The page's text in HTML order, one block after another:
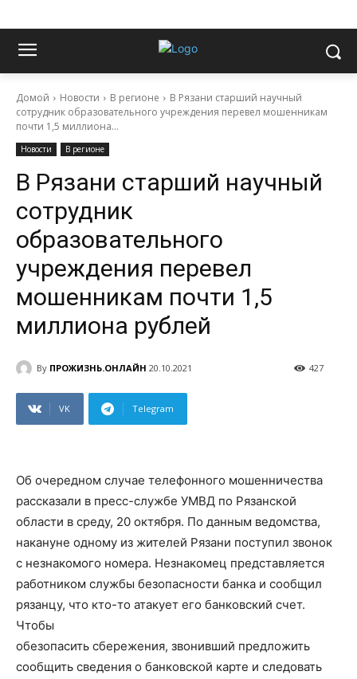
Домой Новости В регионе
В Рязани старший научный
сотрудник образовательного учреждения перевел мошенникам
почти 1,5 миллиона...
Новости В регионе
В Рязани старший научный
сотрудник
образовательного
учреждения перевел
мошенникам почти 1,5
миллиона рублей
By ПРОЖИЗНЬ.ОНЛАЙН 20.10.2021 427
VK Telegram
Об очередном случае телефонного мошенничества
рассказали в пресс-службе УМВД по Рязанской
области в среду, 20 октября. По данным ведомства,
накануне одному из жителей Рязани поступил звонок
с незнакомого номера. Незнакомец представляется
работником службы безопасности банка и сообщил
рязанцу, что кто-то атакует его банковский счет.
Чтобы
обезопасить сбережения, звонивший предложить
сообщить сведения о банковской карте и следовать